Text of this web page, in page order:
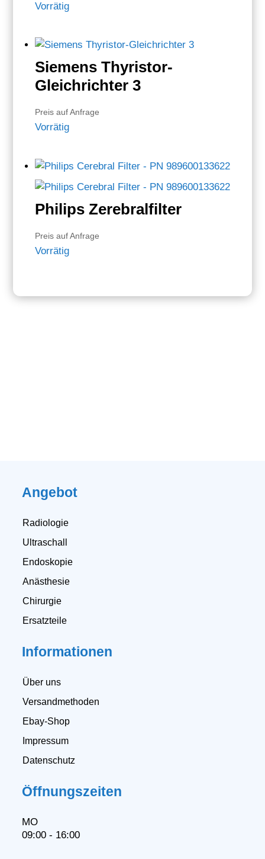
Vorrätig
Siemens Thyristor-
Gleichrichter 3
Preis auf Anfrage
Vorrätig
Philips Zerebralfilter
Preis auf Anfrage
Vorrätig
Angebot
Radiologie
Ultraschall
Endoskopie
Anästhesie
Chirurgie
Ersatzteile
Informationen
Über uns
Versandmethoden
Ebay-Shop
Impressum
Datenschutz
Öffnungszeiten
MO
09:00 - 16:00